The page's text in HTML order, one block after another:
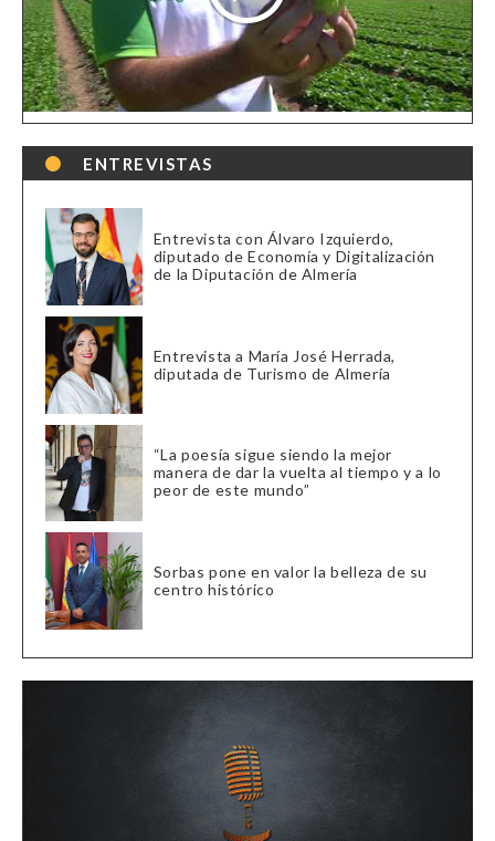
ENTREVISTAS
Entrevista con Álvaro Izquierdo,
diputado de Economía y Digitalización
de la Diputación de Almería
Entrevista a María José Herrada,
diputada de Turismo de Almería
“La poesía sigue siendo la mejor
manera de dar la vuelta al tiempo y a lo
peor de este mundo”
Sorbas pone en valor la belleza de su
centro histórico